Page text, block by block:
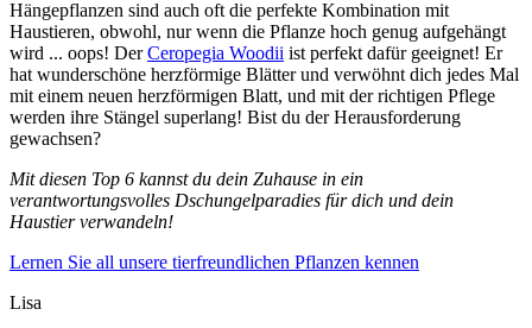
Hängepflanzen sind auch oft die perfekte Kombination mit
Haustieren, obwohl, nur wenn die Pflanze hoch genug aufgehängt
wird ... oops! DerCeropegia Woodii ist perfekt dafür geeignet! Er
hat wunderschöne herzförmige Blätter und verwöhnt dich jedes Mal
mit einem neuen herzförmigen Blatt, und mit der richtigen Pflege
werden ihre Stängel superlang! Bist du der Herausforderung
gewachsen?
Mit diesen Top 6 kannst du dein Zuhause in ein
verantwortungsvolles Dschungelparadies für dich und dein
Haustier verwandeln!
Lernen Sie all unsere tierfreundlichen Pflanzen kennen
Lisa